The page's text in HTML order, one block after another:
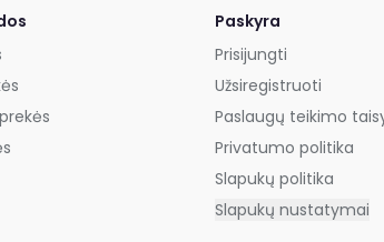
Paskyra
Prisijungti
Užsiregistruoti
Paslaugų teikimo
Privatumo politika
Slapukų politika
Slapukų nustatymai